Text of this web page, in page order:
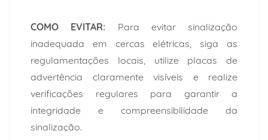
COMO EVITAR: Para evitar sinalização
inadequada em cercas elétricas, siga as
regulamentações locais, utilize placas de
advertência claramente visíveis e realize
verificações regulares para garantir a
integridade e compreensibilidade da
sinalização.